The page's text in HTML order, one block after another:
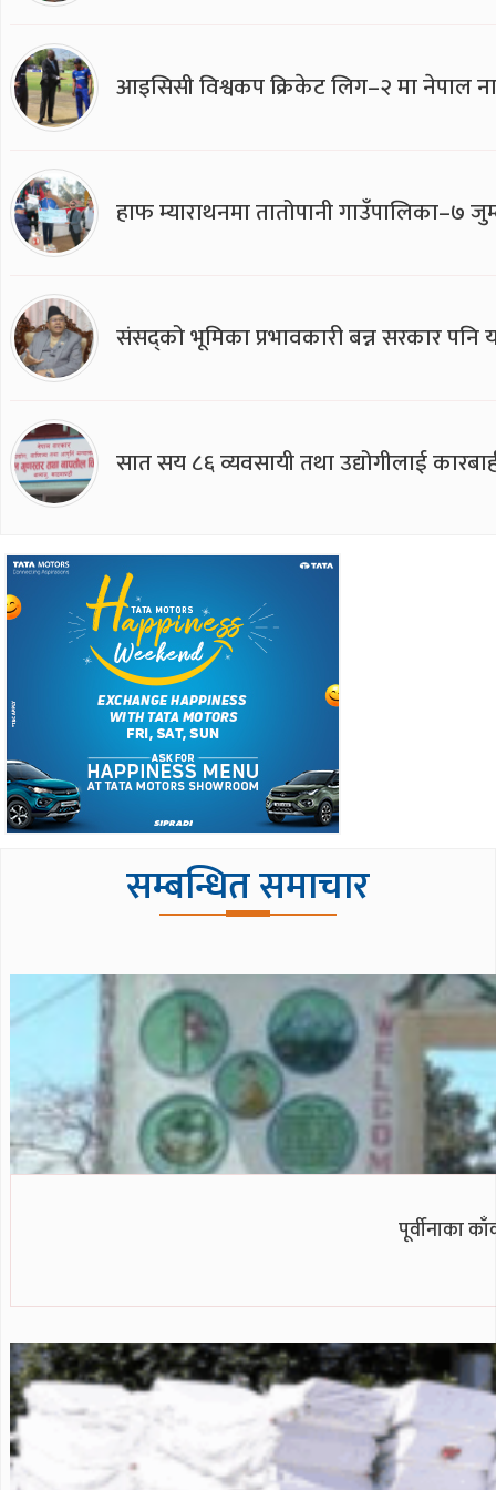
आइसिसी विश्वकप क्रिकेट लिग–२ मा नेपाल
हाफ म्याराथनमा तातोपानी गाउँपालिका–७
संसद्को भूमिका प्रभावकारी बन्न सरकार पनि
सात सय ८६ व्यवसायी तथा उद्योगीलाई
सम्बन्धित समाचार
पूर्वीनाका